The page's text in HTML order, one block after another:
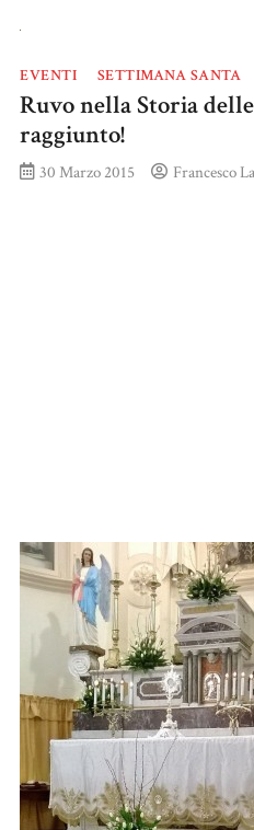
EVENTI SETTIMANA SANTA
Ruvo nella Storia
raggiunto!
30 Marzo 2015 Francesco